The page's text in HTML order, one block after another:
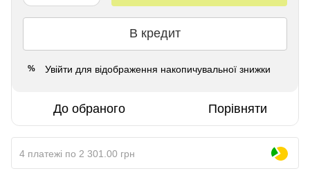
В кредит
% Увійти для відображення накопичувальної знижки
До обраного Порівняти
4 платежі по 2 301.00 грн